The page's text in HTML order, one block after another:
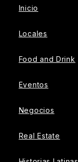
Inicio
Locales
Food and Drink
Eventos
Negocios
Real Estate